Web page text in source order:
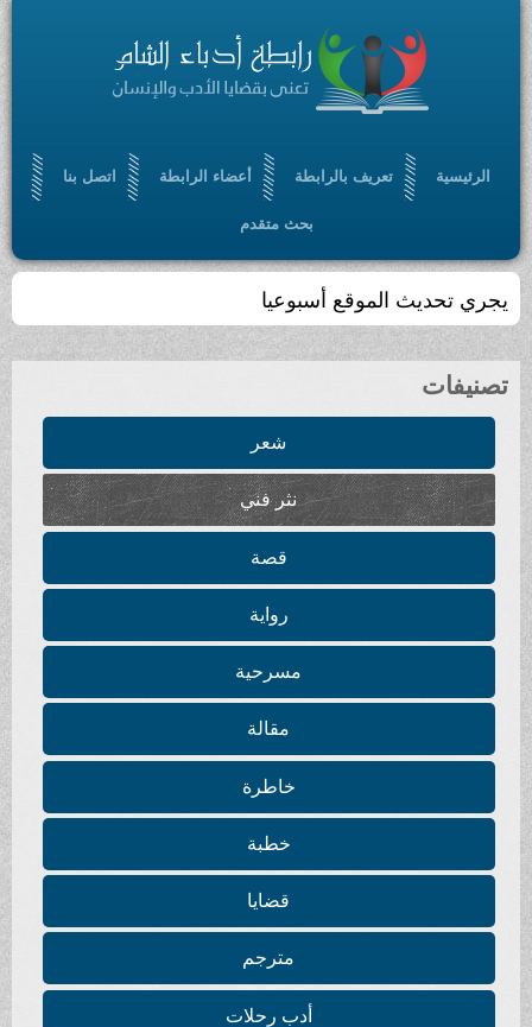
الرئيسية تعريف بالرابطة أعضاء الرابطة اتصل بنا
بحث متقدم
يجري تحديث الموقع أسبوعيا
تصنيفات
شعر
نثر فني
قصة
رواية
مسرحية
مقالة
خاطرة
خطبة
قضايا
مترجم
أدب رحلات